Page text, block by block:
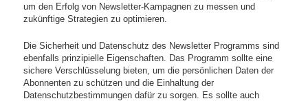
um den Erfolg von Newsletter-Kampagnen zu messen und
zukünftige Strategien zu optimieren.
Die Sicherheit und Datenschutz des Newsletter Programms sind
ebenfalls prinzipielle Eigenschaften. Das Programm sollte eine
sichere Verschlüsselung bieten, um die persönlichen Daten der
Abonnenten zu schützen und die Einhaltung der
Datenschutzbestimmungen dafür zu sorgen. Es sollte auch